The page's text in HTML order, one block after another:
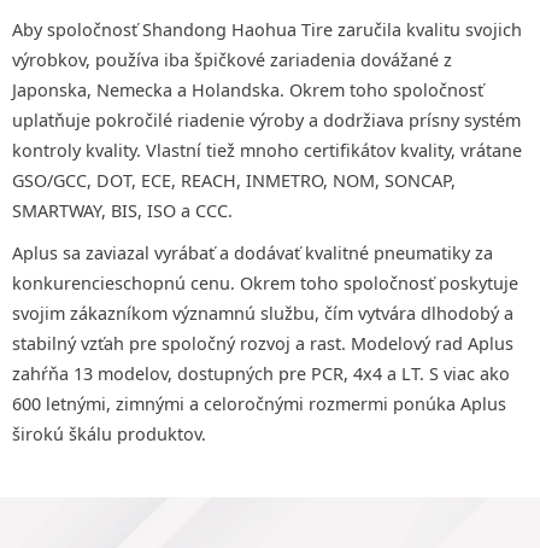
Aby spoločnosť Shandong Haohua Tire zaručila kvalitu svojich
výrobkov, používa iba špičkové zariadenia dovážané z
Japonska, Nemecka a Holandska. Okrem toho spoločnosť
uplatňuje pokročilé riadenie výroby a dodržiava prísny systém
kontroly kvality. Vlastní tiež mnoho certifikátov kvality, vrátane
GSO/GCC, DOT, ECE, REACH, INMETRO, NOM, SONCAP,
SMARTWAY, BIS, ISO a CCC.
Aplus sa zaviazal vyrábať a dodávať kvalitné pneumatiky za
konkurencieschopnú cenu. Okrem toho spoločnosť poskytuje
svojim zákazníkom významnú službu, čím vytvára dlhodobý a
stabilný vzťah pre spoločný rozvoj a rast. Modelový rad Aplus
zahŕňa 13 modelov, dostupných pre PCR, 4x4 a LT. S viac ako
600 letnými, zimnými a celoročnými rozmermi ponúka Aplus
širokú škálu produktov.